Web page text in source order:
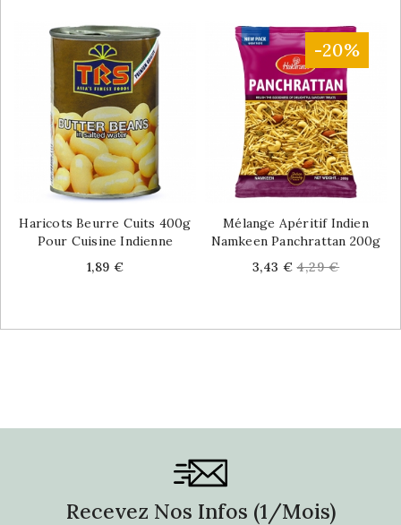
Haricots Beurre Cuits 400g
Pour Cuisine Indienne
Price
1,89 €
-20%
Mélange Apéritif Indien
Namkeen Panchrattan 200g
Price
3,43 € Regular
4,29 €
Recevez Nos Infos (1/mois)